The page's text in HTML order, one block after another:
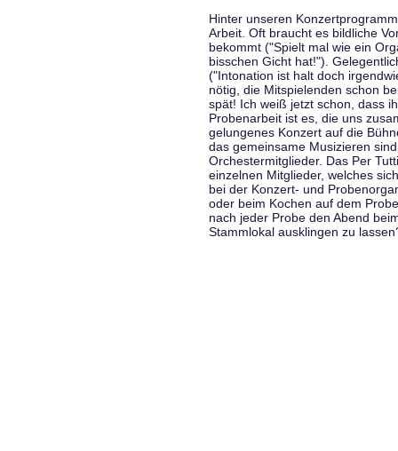
Hinter unseren
Arbeit. Oft braucht es bildliche
bekommt ("Spielt mal wie ein
bisschen Gicht hat!").
("Intonation ist halt doch
nötig, die Mitspielenden schon
spät! Ich weiß jetzt schon, dass
Probenarbeit ist es, die uns
gelungenes Konzert auf die
das gemeinsame Musizieren
Orchestermitglieder. Das Per
einzelnen Mitglieder, welches
bei der Konzert- und
oder beim Kochen auf dem
nach jeder Probe den Abend
Stammlokal ausklingen zu